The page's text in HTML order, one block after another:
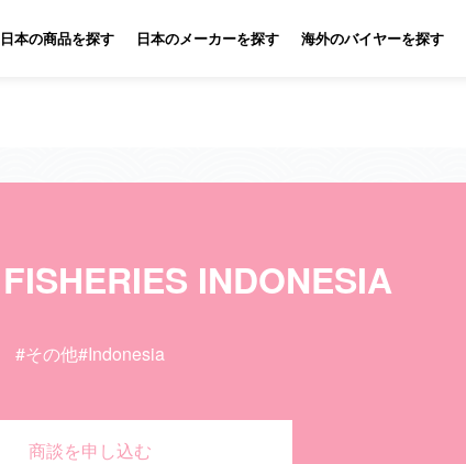
日本の商品を探す 日本のメーカーを探す 海外のバイヤーを探す
INDONESIA
#その他#Indonesia
商談を申し込む